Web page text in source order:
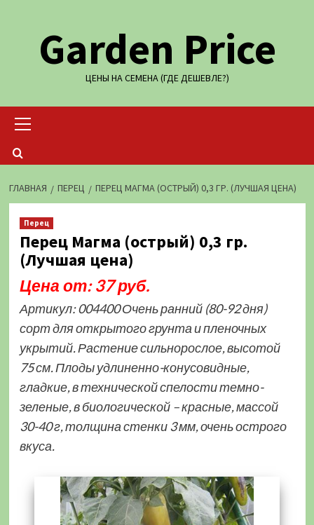
содержимомуGarden Price
ЦЕНЫ НА СЕМЕНА (ГДЕ ДЕШЕВЛЕ?)
меню
ГЛАВНАЯ ПЕРЕЦ ПЕРЕЦ МАГМА (ОСТРЫЙ) 0,3 ГР. (ЛУЧШАЯ ЦЕНА)
Перец
Перец Магма (острый) 0,3 гр.
(Лучшая цена)
Цена от: 37 руб.
Артикул: 004400 Очень ранний (80-92 дня)
сорт для открытого грунта и пленочных
укрытий. Растение сильнорослое, высотой
75 см. Плоды удлиненно-конусовидные,
гладкие, в технической спелости темно-
зеленые, в биологической – красные, массой
30-40 г, толщина стенки 3 мм, очень острого
вкуса.